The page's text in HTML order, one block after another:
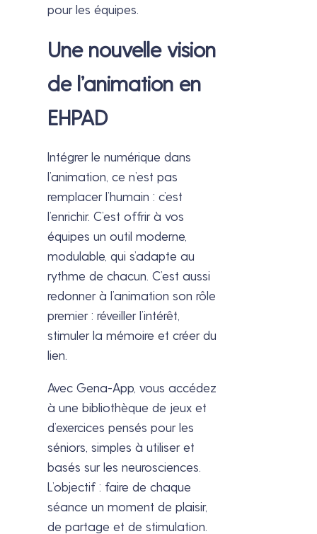
pour les équipes.
Une nouvelle vision
de l’animation en
EHPAD
Intégrer le numérique dans
l’animation, ce n’est pas
remplacer l’humain : c’est
l’enrichir. C’est offrir à vos
équipes un outil moderne,
modulable, qui s’adapte au
rythme de chacun. C’est aussi
redonner à l’animation son rôle
premier : réveiller l’intérêt,
stimuler la mémoire et créer du
lien.
Avec Gena-App, vous accédez
à une bibliothèque de jeux et
d’exercices pensés pour les
séniors, simples à utiliser et
basés sur les neurosciences.
L’objectif : faire de chaque
séance un moment de plaisir,
de partage et de stimulation.